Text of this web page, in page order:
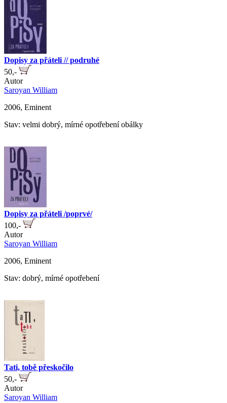
Dopisy za přáteli // podruhé
50,-
Autor
Saroyan William
2006, Eminent
Stav: velmi dobrý, mírné opotřebení obálky
Dopisy za přáteli /poprvé/
100,-
Autor
Saroyan William
2006, Eminent
Stav: dobrý, mírné opotřebení
Tati, tobě přeskočilo
50,-
Autor
Saroyan William